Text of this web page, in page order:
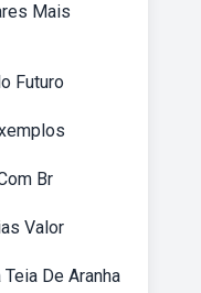
Mais
Futuro
Br
Valor
De Aranha